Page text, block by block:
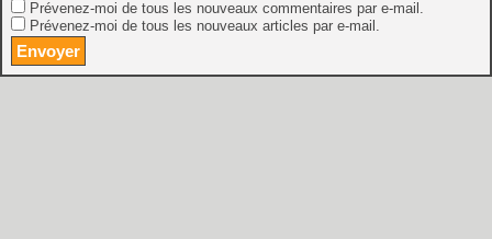
Prévenez-moi de tous les nouveaux commentaires par e-mail.
Prévenez-moi de tous les nouveaux articles par e-mail.